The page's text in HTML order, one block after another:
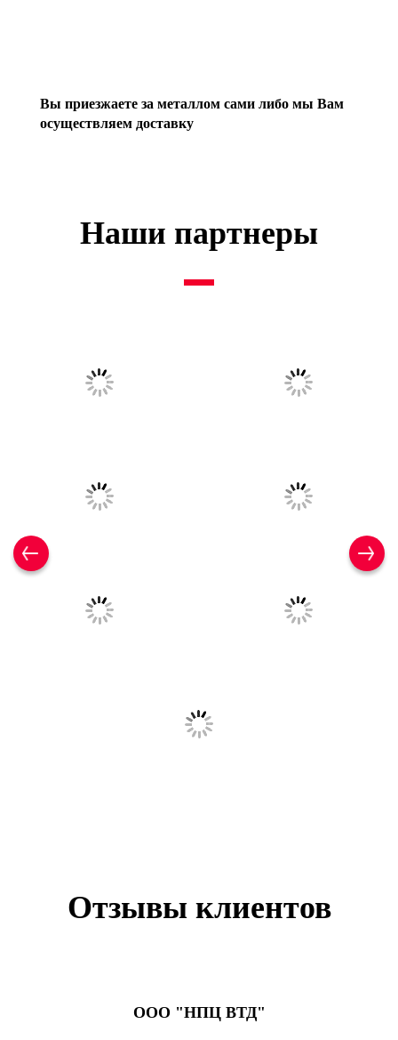
Вы приезжаете за металлом сами либо мы Вам
осуществляем доставку
Наши партнеры
Отзывы клиентов
OOO "НПЦ ВТД"